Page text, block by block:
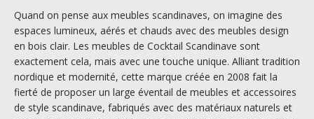
Quand on pense aux meubles scandinaves, on imagine des
espaces lumineux, aérés et chauds avec des meubles design
en bois clair. Les meubles de Cocktail Scandinave sont
exactement cela, mais avec une touche unique. Alliant tradition
nordique et modernité, cette marque créée en 2008 fait la
fierté de proposer un large éventail de meubles et accessoires
de style scandinave, fabriqués avec des matériaux naturels et